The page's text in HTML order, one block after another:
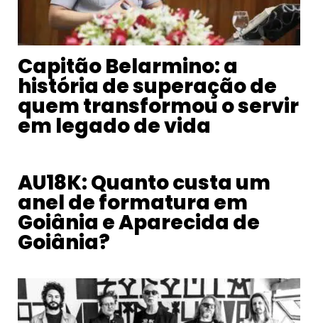
Capitão Belarmino: a
história de superação de
quem transformou o servir
em legado de vida
AU18K: Quanto custa um
anel de formatura em
Goiânia e Aparecida de
Goiânia?